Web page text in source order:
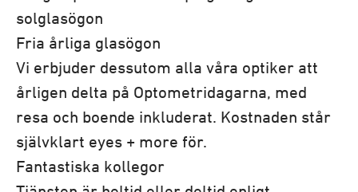
solglasögon
Fria årliga glasögon
Vi erbjuder dessutom alla våra optiker att
årligen delta på Optometridagarna, med
resa och boende inkluderat. Kostnaden står
självklart eyes + more för.
Fantastiska kollegor